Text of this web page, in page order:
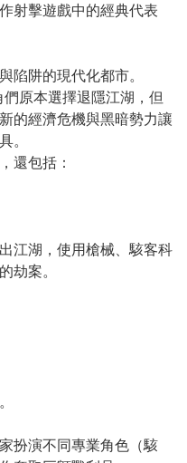
射擊遊戲中的經典代表
陷阱的現代化都市。
原本選擇退隱江湖，但
的經濟危機與黑暗勢力讓
。
還包括：
江湖，使用槍械、駭客科
劫案。
扮演不同專業角色（駭